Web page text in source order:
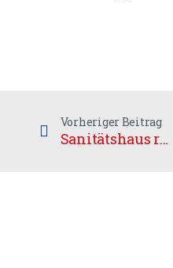
Vorheriger Beitrag
Sanitätshaus rmcStolze neuer Sponsor des UHC